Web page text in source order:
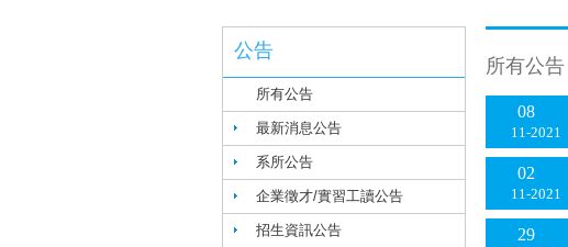
公告
所有公告
最新消息公告
系所公告
企業徵才/實習工讀公告
招生資訊公告
所有公告
11 2021
08
11 2021
02
29